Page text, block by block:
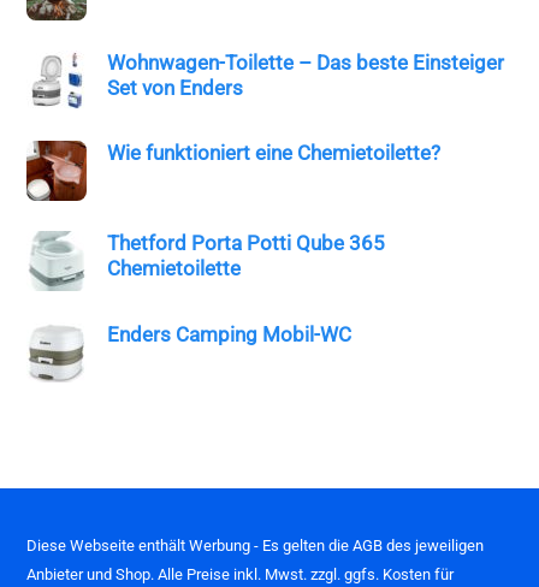
Wohnwagen-Toilette – Das beste Einsteiger
Set von Enders
Wie funktioniert eine Chemietoilette?
Thetford Porta Potti Qube 365
Chemietoilette
Enders Camping Mobil-WC
Diese Webseite enthält Werbung - Es gelten die AGB des jeweiligen
Anbieter und Shop. Alle Preise inkl. Mwst. zzgl. ggfs. Kosten für